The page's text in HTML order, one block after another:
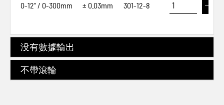
0-12" / 0-300mm ± 0.03mm 301-12-8
没有數據輸出
不帶滾輪